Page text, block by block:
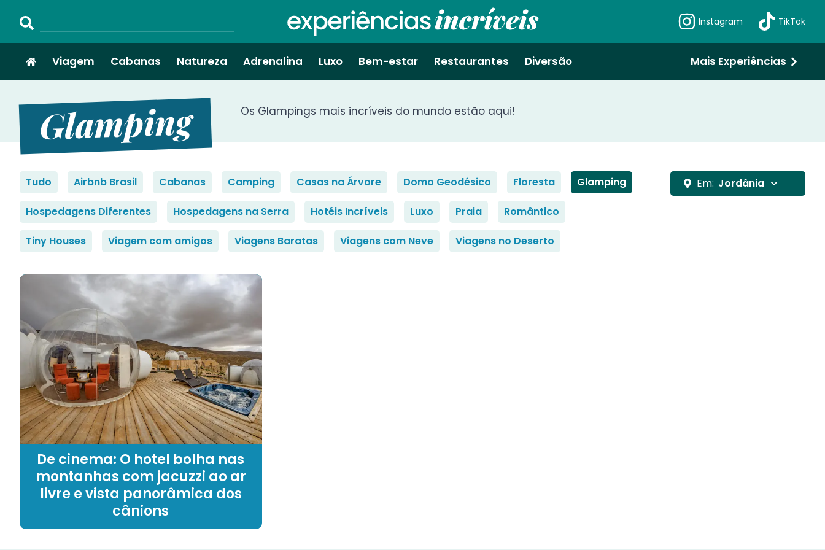
Instagram TikTok
Viagem Cabanas Natureza Adrenalina Luxo Bem-estar Restaurantes Diversão Mais Experiências
Glamping Os Glampings mais incríveis do mundo estão aqui!
Tudo Airbnb Brasil Cabanas Camping Casas na Árvore Domo Geodésico Floresta Glamping
Hospedagens Diferentes Hospedagens na Serra Hotéis Incríveis Luxo Praia Romântico
Tiny Houses Viagem com amigos Viagens Baratas Viagens com Neve Viagens no Deserto
Em: Jordânia
De cinema: O hotel bolha nas
montanhas com jacuzzi ao ar
livre e vista panorâmica dos
cânions